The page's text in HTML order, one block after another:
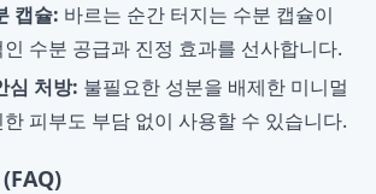
캡슐: 바르는 순간 터지는 수분 캡슐이
수분 공급과 진정 효과를 선사합니다.
심 처방: 불필요한 성분을 배제한 미니멀
피부도 부담 없이 사용할 수 있습니다.